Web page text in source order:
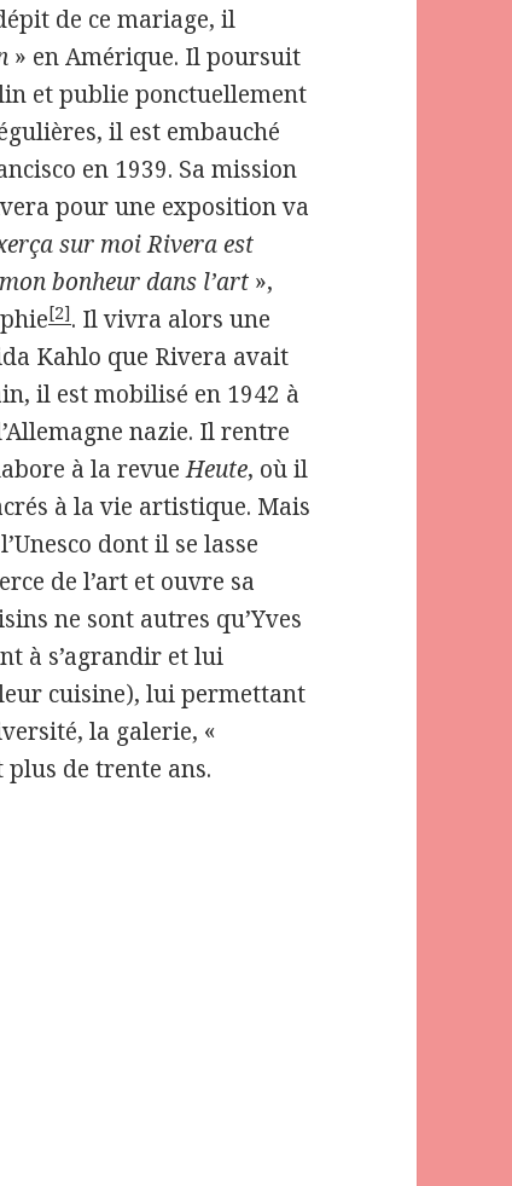
de ce mariage, il
» en Amérique. Il poursuit
et publie ponctuellement
il est embauché
en 1939. Sa mission
pour une exposition va
sur moi Rivera est
bonheur dans l’art »,
[2]. Il vivra alors une
Kahlo que Rivera avait
il est mobilisé en 1942 à
nazie. Il rentre
à la revueHeute, où il
à la vie artistique. Mais
dont il se lasse
de l’art et ouvre sa
ne sont autres qu’Yves
à s’agrandir et lui
cuisine), lui permettant
la galerie, «
de trente ans.